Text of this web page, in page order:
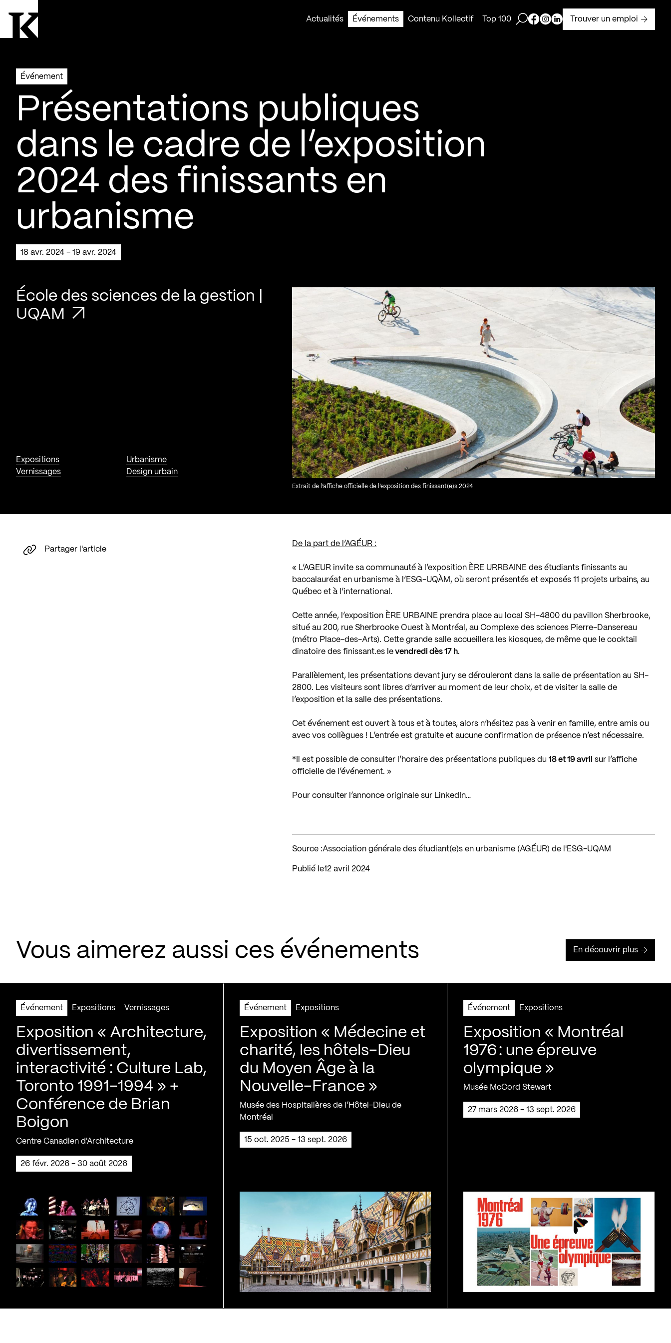
Actualités
Événements Contenu Kollectif Top 100 Ouvrir la barre de recherche
Page Facebook de Kollectif
Page Instagram de Kollectif
Page Linkedin de Kollectif
Trouver un emploi
Événement
Présentations publiques
dans le cadre de l’exposition
2024 des finissants en
urbanisme
18 avr. 2024 - 19 avr. 2024
École des sciences de la gestion |
UQAM
Expositions
Vernissages
Urbanisme
Design urbain
Extrait de l’affiche officielle de l’exposition des finissant(e)s 2024
De la part de l’AGÉUR :
« L’AGEUR invite sa communauté à l’exposition ÈRE URRBAINE des étudiants finissants au
baccalauréat en urbanisme à l’ESG-UQÀM, où seront présentés et exposés 11 projets urbains, au
Québec et à l’international.
Cette année, l’exposition ÈRE URBAINE prendra place au local SH-4800 du pavillon Sherbrooke,
situé au 200, rue Sherbrooke Ouest à Montréal, au Complexe des sciences Pierre-Dansereau
(métro Place-des-Arts). Cette grande salle accueillera les kiosques, de même que le cocktail
dinatoire des finissant.es le vendredi dès 17 h.
Parallèlement, les présentations devant jury se dérouleront dans la salle de présentation au SH-
2800. Les visiteurs sont libres d’arriver au moment de leur choix, et de visiter la salle de
l’exposition et la salle des présentations.
Cet événement est ouvert à tous et à toutes, alors n’hésitez pas à venir en famille, entre amis ou
avec vos collègues ! L’entrée est gratuite et aucune confirmation de présence n’est nécessaire.
*Il est possible de consulter l’horaire des présentations publiques du18 et 19 avril sur l’affiche
officielle de l’événement. »
Pour consulter l’annonce originale sur LinkedIn…
Source :Association générale des étudiant(e)s en urbanisme (AGÉUR) de l'ESG-UQAM
Publié le 12 avril 2024
Partager l'article
Vous aimerez aussi ces événements En découvrir plus
Événement Expositions Vernissages
Exposition « Architecture,
divertissement,
interactivité : Culture Lab,
Toronto 1991-1994 » +
Conférence de Brian
Boigon
Centre Canadien d'Architecture
26 févr. 2026 - 30 août 2026
Événement Expositions
Exposition « Médecine et
charité, les hôtels-Dieu
du Moyen Âge à la
Nouvelle-France »
Musée des Hospitalières de l’Hôtel-Dieu de
Montréal
15 oct. 2025 - 13 sept. 2026
Événement Expositions
Exposition « Montréal
1976 : une épreuve
olympique »
Musée McCord Stewart
27 mars 2026 - 13 sept. 2026